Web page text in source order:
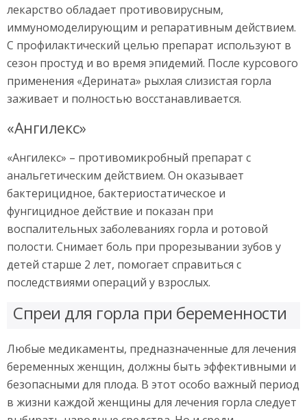
лекарство обладает противовирусным,
иммуномоделирующим и репаративным действием.
С профилактический целью препарат используют в
сезон простуд и во время эпидемий. После курсового
применения «Дерината» рыхлая слизистая горла
заживает и полностью восстанавливается.
«Ангилекс»
«Ангилекс» – противомикробный препарат с
анальгетическим действием. Он оказывает
бактерицидное, бактериостатическое и
фунгицидное действие и показан при
воспалительных заболеваниях горла и ротовой
полости. Снимает боль при прорезывании зубов у
детей старше 2 лет, помогает справиться с
последствиями операций у взрослых.
Спреи для горла при беременности
Любые медикаменты, предназначенные для лечения
беременных женщин, должны быть эффективными и
безопасными для плода. В этот особо важный период
в жизни каждой женщины для лечения горла следует